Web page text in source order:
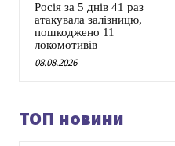
Росія за 5 днів 41 раз
атакувала залізницю,
пошкоджено 11
локомотивів
08.08.2026
ТОП новини